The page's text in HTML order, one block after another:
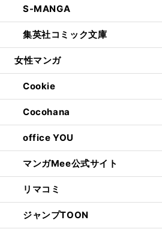
S-MANGA
集英社コミック文庫
女性マンガ
Cookie
Cocohana
office YOU
マンガMee公式サイト
リマコミ
ジャンプTOON